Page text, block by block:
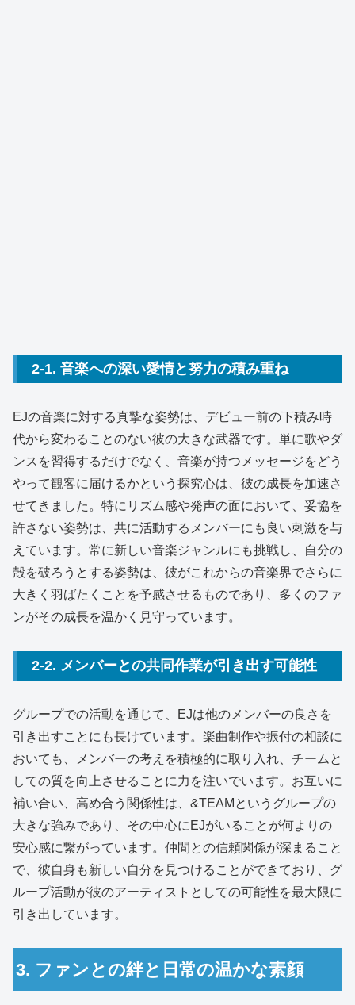
2-1. 音楽への深い愛情と努力の積み重ね
EJの音楽に対する真摯な姿勢は、デビュー前の下積み時
代から変わることのない彼の大きな武器です。単に歌やダ
ンスを習得するだけでなく、音楽が持つメッセージをどう
やって観客に届けるかという探究心は、彼の成長を加速さ
せてきました。特にリズム感や発声の面において、妥協を
許さない姿勢は、共に活動するメンバーにも良い刺激を与
えています。常に新しい音楽ジャンルにも挑戦し、自分の
殻を破ろうとする姿勢は、彼がこれからの音楽界でさらに
大きく羽ばたくことを予感させるものであり、多くのファ
ンがその成長を温かく見守っています。
2-2. メンバーとの共同作業が引き出す可能性
グループでの活動を通じて、EJは他のメンバーの良さを
引き出すことにも長けています。楽曲制作や振付の相談に
おいても、メンバーの考えを積極的に取り入れ、チームと
しての質を向上させることに力を注いでいます。お互いに
補い合い、高め合う関係性は、&TEAMというグループの
大きな強みであり、その中心にEJがいることが何よりの
安心感に繋がっています。仲間との信頼関係が深まること
で、彼自身も新しい自分を見つけることができており、グ
ループ活動が彼のアーティストとしての可能性を最大限に
引き出しています。
3. ファンとの絆と日常の温かな素顔